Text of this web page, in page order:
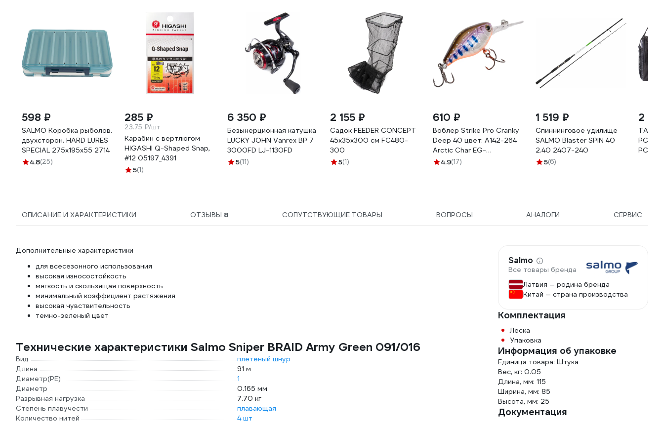
598 ₽
SALMO Коробка рыболов.
двухсторон. HARD LURES
SPECIAL 275х195х55 2714
4.8(25)
285 ₽
23.75 ₽/шт
Карабин с вертлюгом
HIGASHI Q-Shaped Snap,
#12 05197_4391
5(1)
6 350 ₽
Безынерционная катушка
LUCKY JOHN Vanrex BP 7
3000FD LJ-1130FD
5(11)
2 155 ₽
Садок FEEDER CONCEPT
45x35x300 см FC480-
300
5(1)
610 ₽
Воблер Strike Pro Cranky
Deep 40 цвет: A142-264
Arctic Char EG-
164L#A142-264
4.9(17)
1 519 ₽
Спиннинговое удилище
SALMO Blaster SPIN 40
2.40 2407-240
5(6)
2
РС-
РС-
ОПИСАНИЕ И ХАРАКТЕРИСТИКИ ОТЗЫВЫ 8 СОПУТСТВУЮЩИЕ ТОВАРЫ ВОПРОСЫ АНАЛОГИ СЕРВИС
Дополнительные характеристики
для всесезонного использования
высокая износостойкость
мягкость и скользящая поверхность
минимальный коэффициент растяжения
высокая чувствительность
темно-зеленый цвет
Технические характеристики Salmo Sniper BRAID Army Green 091/016
Вид
плетеный шнур
Длина
91 м
Диаметр(PE)
1
Диаметр
0.165 мм
Разрывная нагрузка
7.70 кг
Степень плавучести
плавающая
Количество нитей
4 шт
Salmo
Все товары бренда
Латвия — родина бренда
Китай — страна производства
Комплектация
Леска
Упаковка
Информация об упаковке
Единица товара: Штука
Вес, кг: 0.05
Длина, мм: 115
Ширина, мм: 85
Высота, мм: 25
Документация